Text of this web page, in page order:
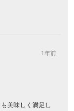
1年前
美味しく満足し